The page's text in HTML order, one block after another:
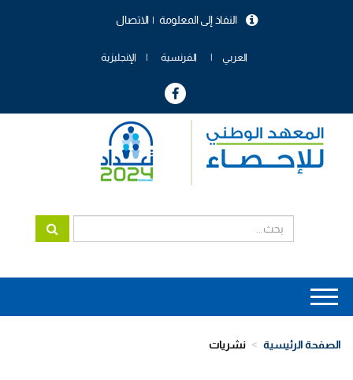
الاتصال النفاذ إلى المعلومة
العربي الفرنسية الإنجليزية
Main
navigation
الصفحة الرئيسية نشريات